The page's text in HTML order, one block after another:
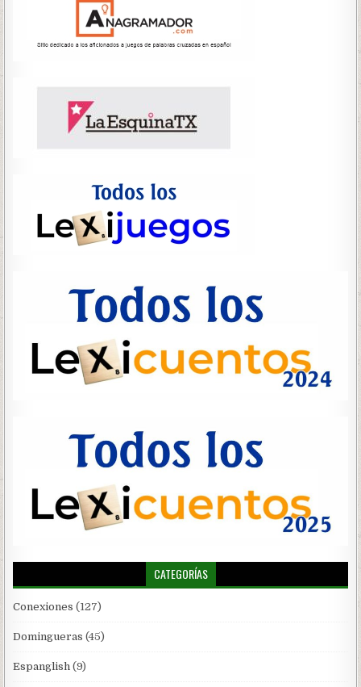
CATEGORÍAS
Conexiones (127)
Domingueras (45)
Espanglish (9)